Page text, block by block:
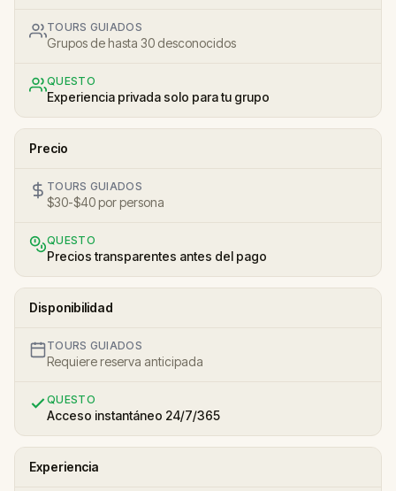
TOURS GUIADOS
Grupos de hasta 30 desconocidos
QUESTO
Experiencia privada solo para tu grupo
Precio
TOURS GUIADOS
$30-$40 por persona
QUESTO
Precios transparentes antes del pago
Disponibilidad
TOURS GUIADOS
Requiere reserva anticipada
QUESTO
Acceso instantáneo 24/7/365
Experiencia